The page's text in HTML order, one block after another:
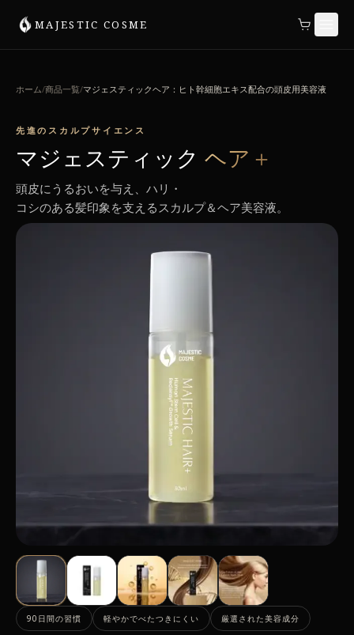
MAJESTIC COSME
ホーム/商品一覧/マジェスティックヘア：ヒト幹細胞エキス配合の頭皮用美容液
先進のスカルプサイエンス
マジェスティック ヘア＋
頭皮にうるおいを与え、ハリ・
コシのある髪印象を支えるスカルプ＆ヘア美容液。
90日間の習慣 軽やかでべたつきにくい 厳選された美容成分